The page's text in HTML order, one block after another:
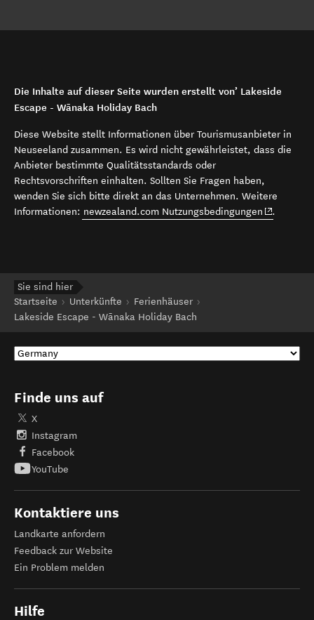
Die Inhalte auf dieser Seite wurden erstellt von’ Lakeside
Escape - Wānaka Holiday Bach
Diese Website stellt Informationen über Tourismusanbieter in
Neuseeland zusammen. Es wird nicht gewährleistet, dass die
Anbieter bestimmte Qualitätsstandards oder
Rechtsvorschriften einhalten. Sollten Sie Fragen haben,
wenden Sie sich bitte direkt an das Unternehmen. Weitere
Informationen: newzealand.com Nutzungsbedingungen (opens in
.
Sie sind hier
Startseite
Unterkünfte
Ferienhäuser
Lakeside Escape - Wānaka Holiday Bach
Finde uns auf
X
Instagram
Facebook
YouTube
Kontaktiere uns
Landkarte anfordern
Feedback zur Website
Ein Problem melden
Hilfe